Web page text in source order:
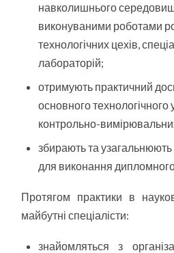
навколишнього
виконуваними роботами
технологічних цехів,
лабораторій;
отримують практичний
основного технологічного
контрольно-
збирають та узагальнюють
для виконання
Протягом практики в
майбутні спеціалісти:
знайомляться з